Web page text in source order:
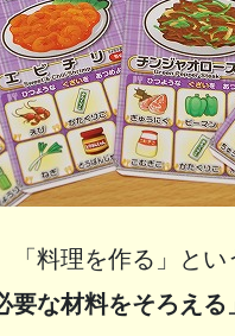
料理を作る」とい
な材料をそろえ